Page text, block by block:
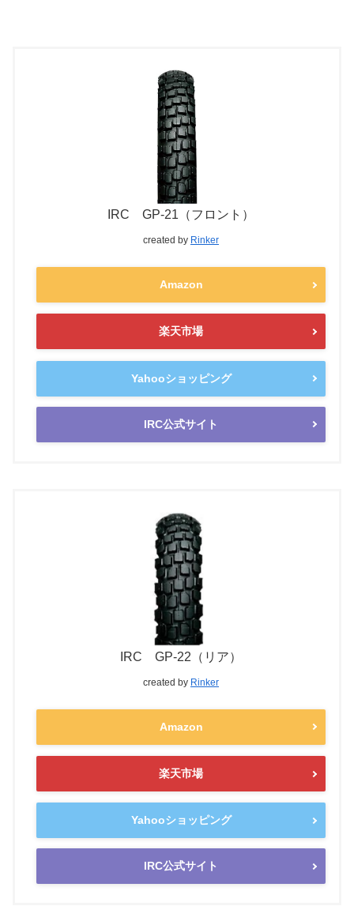
IRC GP-21（フロント）
created by Rinker
Amazon
楽天市場
Yahooショッピング
IRC公式サイト
IRC GP-22（リア）
created by Rinker
Amazon
楽天市場
Yahooショッピング
IRC公式サイト